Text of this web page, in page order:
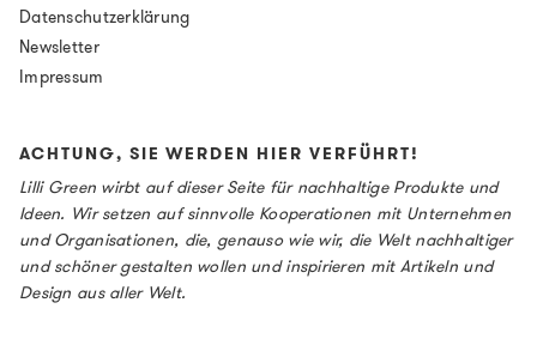
Datenschutzerklärung
Newsletter
Impressum
ACHTUNG, SIE WERDEN HIER VERFÜHRT!
Lilli Green wirbt auf dieser Seite für nachhaltige Produkte und
Ideen. Wir setzen auf sinnvolle Kooperationen mit Unternehmen
und Organisationen, die, genauso wie wir, die Welt nachhaltiger
und schöner gestalten wollen und inspirieren mit Artikeln und
Design aus aller Welt.